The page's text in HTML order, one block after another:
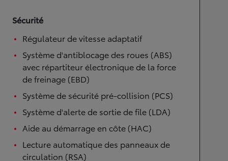
Sécurité
Régulateur de vitesse adaptatif
Système d'antiblocage des roues (ABS)
avec répartiteur électronique de la force
de freinage (EBD)
Système de sécurité pré-collision (PCS)
Système d'alerte de sortie de file (LDA)
Aide au démarrage en côte (HAC)
Lecture automatique des panneaux de
circulation (RSA)